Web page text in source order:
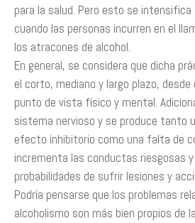
para la salud. Pero esto se intensifica
cuando las personas incurren en el
los atracones de alcohol.
En general, se considera que dicha
el corto, mediano y largo plazo, desde
punto de vista físico y mental.
sistema nervioso y se produce tanto
efecto inhibitorio como una falta de
incrementa las conductas riesgosas
probabilidades de sufrir lesiones y
Podría pensarse que los problemas
alcoholismo son más bien propios de